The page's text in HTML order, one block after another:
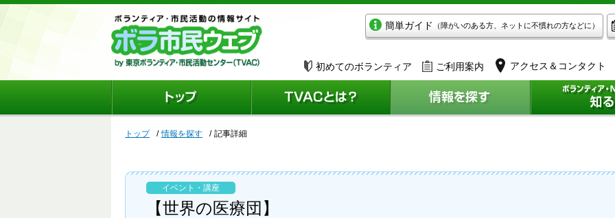
簡単ガイド （障がいのある方、ネットに不慣れの方などに）
初めてのボランティア ご利用案内 アクセス＆コンタクト
トップ 情報を探す 記事詳細
イベント・講座
【世界の医療団】